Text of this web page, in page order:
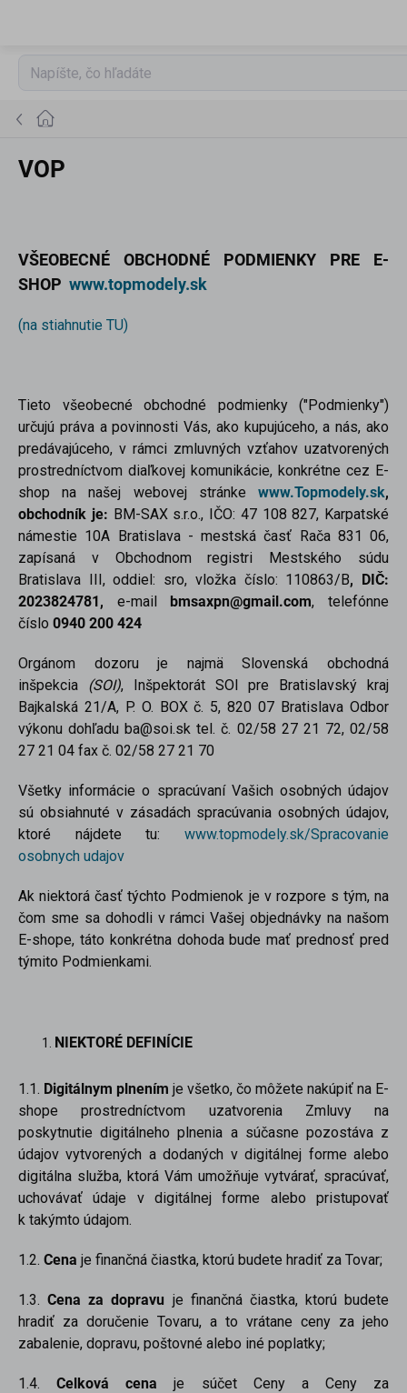
Domov
VOP
VŠEOBECNÉ OBCHODNÉ PODMIENKY PRE E-
SHOP www.topmodely.sk
(na stiahnutie TU)
Tieto všeobecné obchodné podmienky ("Podmienky")
určujú práva a povinnosti Vás, ako kupujúceho, a nás, ako
predávajúceho, v rámci zmluvných vzťahov uzatvorených
prostredníctvom diaľkovej komunikácie, konkrétne cez E-
shop na našej webovej stránke www.Topmodely.sk,
obchodník je: BM-SAX s.r.o., IČO: 47 108 827, Karpatské
námestie 10A Bratislava - mestská časť Rača 831 06,
zapísaná v Obchodnom registri Mestského súdu
Bratislava III, oddiel: sro, vložka číslo: 110863/B, DIČ:
2023824781, e-mail bmsaxpn@gmail.com, telefónne
číslo 0940 200 424
Orgánom dozoru je najmä Slovenská obchodná
inšpekcia (SOI), Inšpektorát SOI pre Bratislavský kraj
Bajkalská 21/A, P. O. BOX č. 5, 820 07 Bratislava Odbor
výkonu dohľadu ba@soi.sk tel. č. 02/58 27 21 72, 02/58
27 21 04 fax č. 02/58 27 21 70
Všetky informácie o spracúvaní Vašich osobných údajov
sú obsiahnuté v zásadách spracúvania osobných údajov,
ktoré nájdete tu: www.topmodely.sk/Spracovanie
osobnych udajov
Ak niektorá časť týchto Podmienok je v rozpore s tým, na
čom sme sa dohodli v rámci Vašej objednávky na našom
E-shope, táto konkrétna dohoda bude mať prednosť pred
týmito Podmienkami.
NIEKTORÉ DEFINÍCIE
1.1. Digitálnym plnením je všetko, čo môžete nakúpiť na E-
shope prostredníctvom uzatvorenia Zmluvy na
poskytnutie digitálneho plnenia a súčasne pozostáva z
údajov vytvorených a dodaných v digitálnej forme alebo
digitálna služba, ktorá Vám umožňuje vytvárať, spracúvať,
uchovávať údaje v digitálnej forme alebo pristupovať
k takýmto údajom.
1.2. Cena je finančná čiastka, ktorú budete hradiť za Tovar;
1.3.Cena za dopravu je finančná čiastka, ktorú budete
hradiť za doručenie Tovaru, a to vrátane ceny za jeho
zabalenie, dopravu, poštovné alebo iné poplatky;
1.4.Celková cena je súčet Ceny a Ceny za